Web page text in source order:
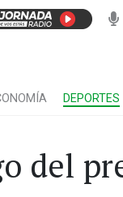
DEPORTES
del